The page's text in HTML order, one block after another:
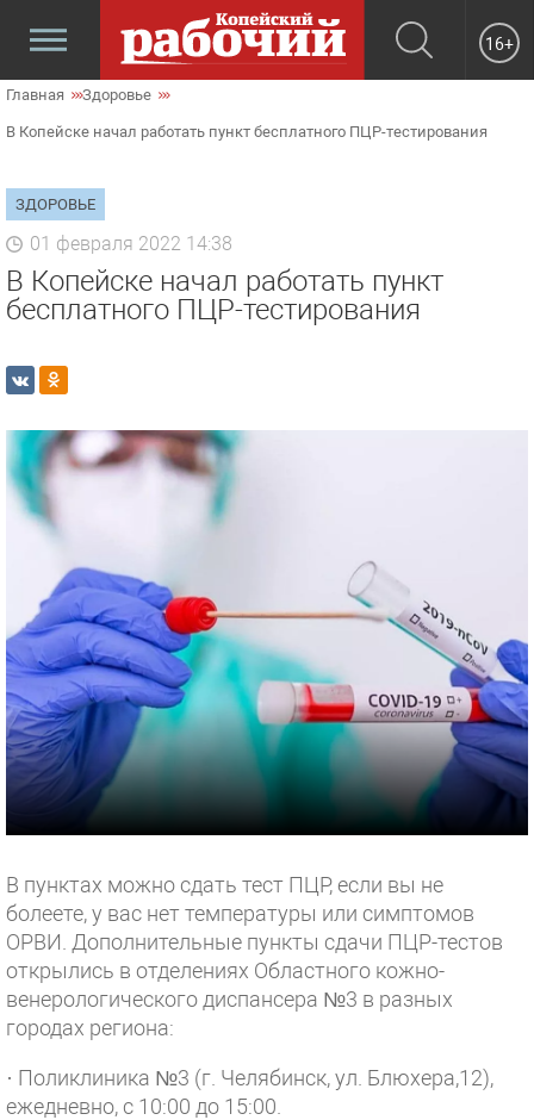
16+
Главная Здоровье
В Копейске начал работать пункт бесплатного ПЦР-тестирования
ЗДОРОВЬЕ
01 февраля 2022 14:38
В Копейске начал работать пункт
бесплатного ПЦР-тестирования
В пунктах можно сдать тест ПЦР, если вы не
болеете, у вас нет температуры или симптомов
ОРВИ. Дополнительные пункты сдачи ПЦР-тестов
открылись в отделениях Областного кожно-
венерологического диспансера №3 в разных
городах региона:
· Поликлиника №3 (г. Челябинск, ул. Блюхера,12),
ежедневно, с 10:00 до 15:00.